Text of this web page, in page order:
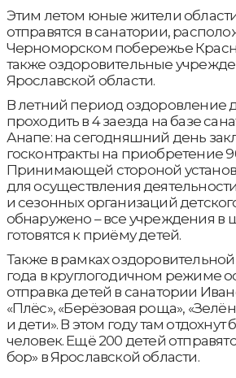
Этим летом юные жители
отправятся в санатории,
Черноморском побережье
также оздоровительные
Ярославской области.
В летний период оздоровление
проходить в 4 заезда на базе
Анапе: на сегодняшний день
госконтракты на приобретение
Принимающей стороной
для осуществления
и сезонных организаций
обнаружено – все учреждения в
готовятся к приёму детей.
Также в рамках
года в круглогодичном режиме
отправка детей в санатории
«Плёс», «Берёзовая роща»,
и дети». В этом году там отдохнут
человек. Ещё 200 детей
бор» в Ярославской области.